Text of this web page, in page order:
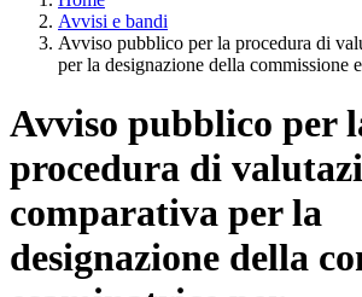
Avvisi e bandi
Avviso pubblico per la procedura di
per la designazione della commissione
Avviso pubblico per
procedura di
comparativa per la
designazione della